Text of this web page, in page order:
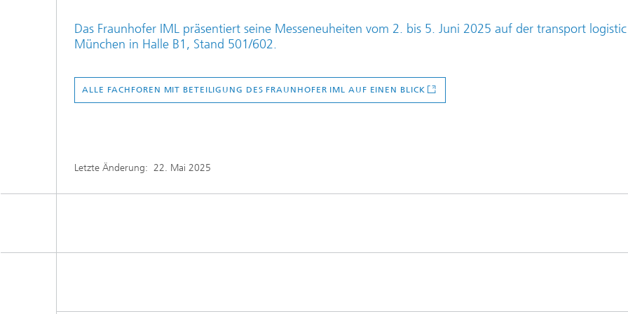
Das Fraunhofer IML präsentiert seine Messeneuheiten vom 2. bis 5. Juni 2025 auf der transport
München in Halle B1, Stand 501/602.
ALLE FACHFOREN MIT BETEILIGUNG DES FRAUNHOFER IML AUF EINEN BLICK
Letzte Änderung: 22. Mai 2025